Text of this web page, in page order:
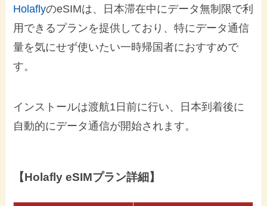
HolaflyのeSIMは、日本滞在中にデータ無制限で利
用できるプランを提供しており、特にデータ通信
量を気にせず使いたい一時帰国者におすすめで
す。
インストールは渡航1日前に行い、日本到着後に
自動的にデータ通信が開始されます。
【Holafly eSIMプラン詳細】